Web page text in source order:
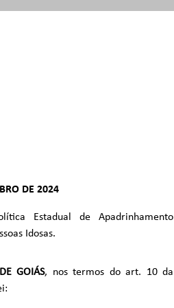
DE 2024
Estadual de Apadrinhamento
Idosas.
GOIÁS, nos termos do art. 10 da